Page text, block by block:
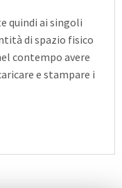
quindi ai singoli
di spazio fisico
contempo avere
e stampare i